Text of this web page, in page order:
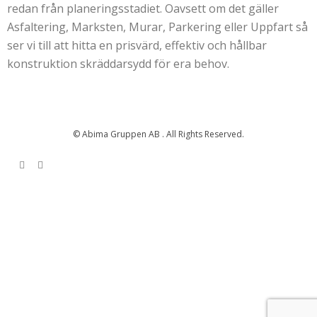
redan från planeringsstadiet. Oavsett om det gäller
Asfaltering, Marksten, Murar, Parkering eller Uppfart så
ser vi till att hitta en prisvärd, effektiv och hållbar
konstruktion skräddarsydd för era behov.
© Abima Gruppen AB . All Rights Reserved.